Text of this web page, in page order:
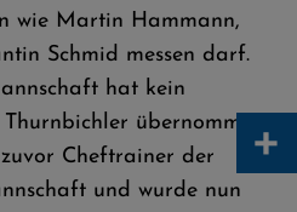
wie Martin Hammann,
Schmid messen darf.
hat kein
übernommen
Cheftrainer der
und wurde nun
+